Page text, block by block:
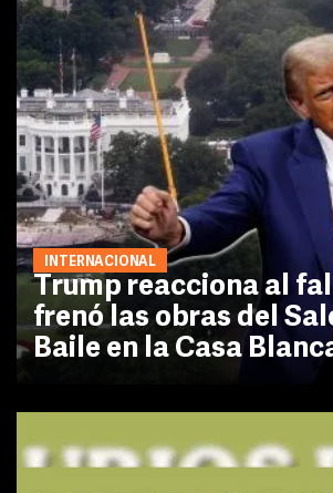
INTERNACIONAL
Trump reacciona al
frenó las obras del
Baile en la Casa